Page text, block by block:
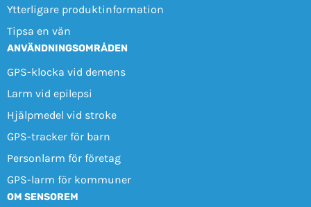
Ytterligare produktinformation
Tipsa en vän
ANVÄNDNINGSOMRÅDEN
GPS-klocka vid demens
Larm vid epilepsi
Hjälpmedel vid stroke
GPS-tracker för barn
Personlarm för företag
GPS-larm för kommuner
OM SENSOREM